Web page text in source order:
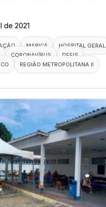
de 2021
MARICÁ
HOSPITAL GERAL
CORONAVÍRUS
DEFIS
REGIÃO METROPOLITANA II